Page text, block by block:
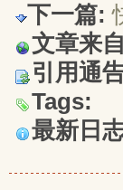
下一篇:
文章来
引用通
Tags:
最新日